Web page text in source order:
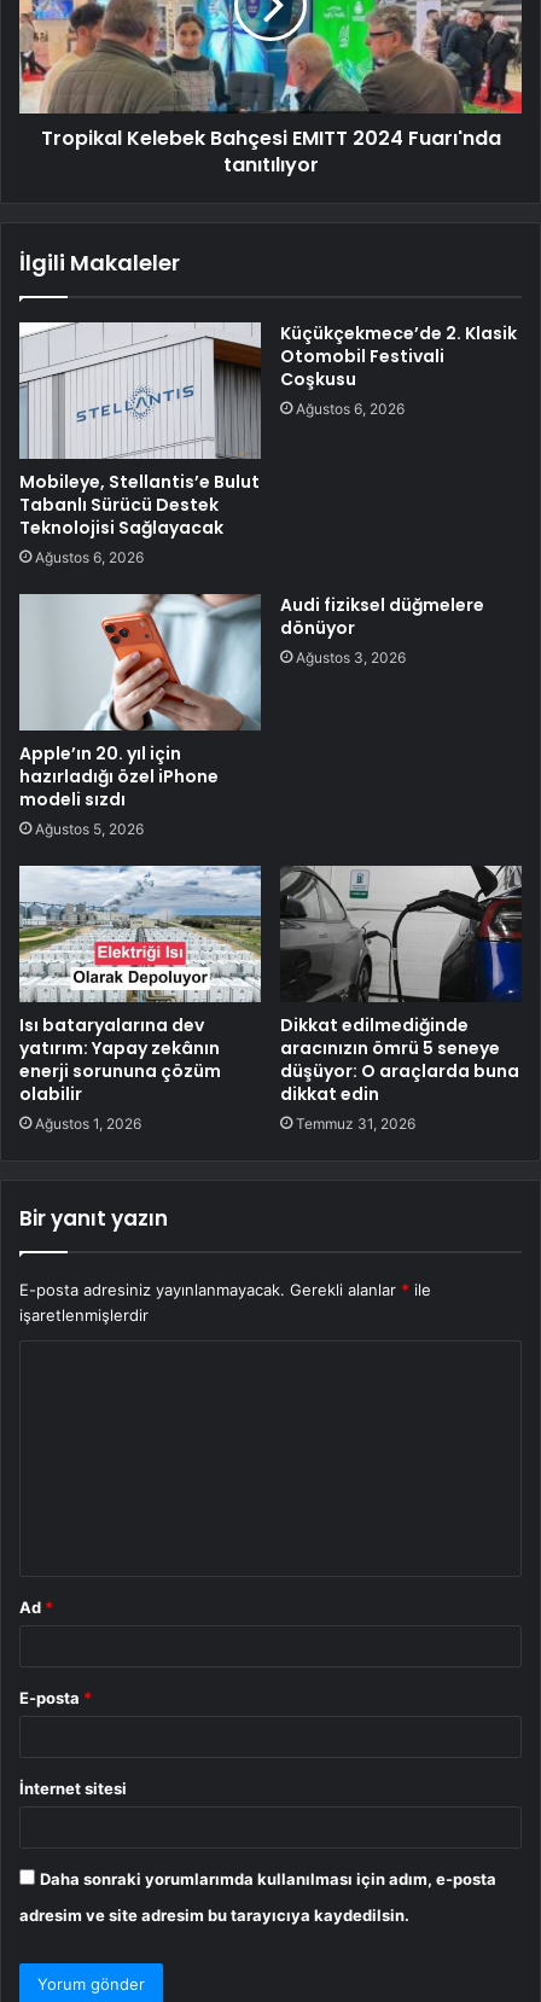
Tropikal Kelebek Bahçesi EMITT 2024 Fuarı'nda
tanıtılıyor
İlgili Makaleler
Mobileye, Stellantis’e Bulut
Tabanlı Sürücü Destek
Teknolojisi Sağlayacak
Ağustos 6, 2026
Küçükçekmece’de 2. Klasik
Otomobil Festivali
Coşkusu
Ağustos 6, 2026
Apple’ın 20. yıl için
hazırladığı özel iPhone
modeli sızdı
Ağustos 5, 2026
Audi fiziksel düğmelere
dönüyor
Ağustos 3, 2026
Isı bataryalarına dev
yatırım: Yapay zekânın
enerji sorununa çözüm
olabilir
Ağustos 1, 2026
Dikkat edilmediğinde
aracınızın ömrü 5 seneye
düşüyor: O araçlarda buna
dikkat edin
Temmuz 31, 2026
Bir yanıt yazın
E-posta adresiniz yayınlanmayacak. Gerekli alanlar * ile
işaretlenmişlerdir
Ad *
E-posta *
İnternet sitesi
Daha sonraki yorumlarımda kullanılması için adım, e-posta
adresim ve site adresim bu tarayıcıya kaydedilsin.